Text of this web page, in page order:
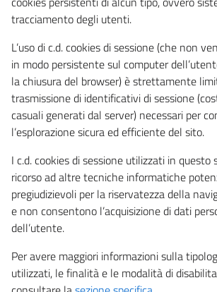
tracciamento degli utenti.
L’uso di c.d. cookies di sessione (che non
in modo persistente sul computer
la chiusura del browser) è strettamente
trasmissione di identificativi di sessione
casuali generati dal server) necessari per
l’esplorazione sicura ed efficiente del sito.
I c.d. cookies di sessione utilizzati in questo
ricorso ad altre tecniche informatiche
pregiudizievoli per la riservatezza della
e non consentono l’acquisizione di dati
dell’utente.
Per avere maggiori informazioni sulla
utilizzati, le finalità e le modalità di